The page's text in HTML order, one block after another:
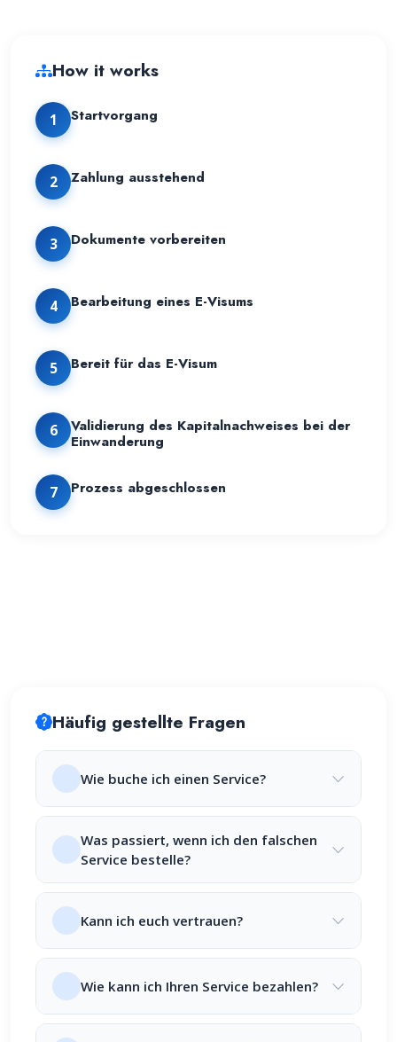
How it works
1 Startvorgang
2 Zahlung ausstehend
3 Dokumente vorbereiten
4 Bearbeitung eines E-Visums
5 Bereit für das E-Visum
6
Validierung des Kapitalnachweises bei der
Einwanderung
7 Prozess abgeschlossen
Häufig gestellte Fragen
Wie buche ich einen Service?
Was passiert, wenn ich den falschen
Service bestelle?
Kann ich euch vertrauen?
Wie kann ich Ihren Service bezahlen?